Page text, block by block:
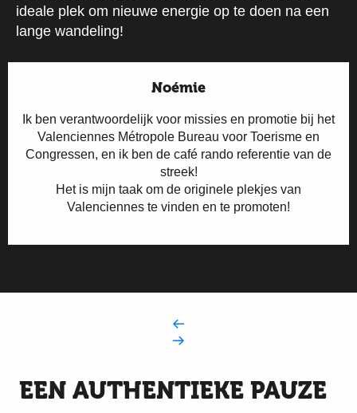
ideale plek om nieuwe energie op te doen na een
lange wandeling!
Noémie
Ik ben verantwoordelijk voor missies en promotie bij het
Valenciennes Métropole Bureau voor Toerisme en
Congressen, en ik ben de café rando referentie van de
streek!
Het is mijn taak om de originele plekjes van
Valenciennes te vinden en te promoten!
EEN AUTHENTIEKE PAUZE